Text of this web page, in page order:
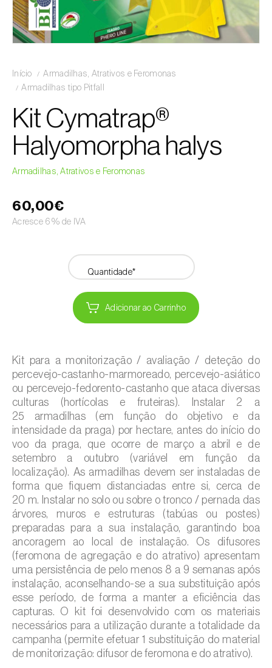
Início
Armadilhas, Atrativos e Feromonas
Armadilhas tipo Pitfall
Kit Cymatrap®
Halyomorpha halys
Armadilhas, Atrativos e Feromonas
60,00€
Acresce 6% de IVA
Quantidade*
Adicionar ao Carrinho
Kit para a monitorização / avaliação / deteção do
percevejo-castanho-marmoreado, percevejo-asiático
ou percevejo-fedorento-castanho que ataca diversas
culturas (hortícolas e fruteiras). Instalar 2 a
25 armadilhas (em função do objetivo e da
intensidade da praga) por hectare, antes do início do
voo da praga, que ocorre de março a abril e de
setembro a outubro (variável em função da
localização). As armadilhas devem ser instaladas de
forma que fiquem distanciadas entre si, cerca de
20 m. Instalar no solo ou sobre o tronco / pernada das
árvores, muros e estruturas (tabúas ou postes)
preparadas para a sua instalação, garantindo boa
ancoragem ao local de instalação. Os difusores
(feromona de agregação e do atrativo) apresentam
uma persistência de pelo menos 8 a 9 semanas após
instalação, aconselhando-se a sua substituição após
esse período, de forma a manter a eficiência das
capturas. O kit foi desenvolvido com os materiais
necessários para a utilização durante a totalidade da
campanha (permite efetuar 1 substituição do material
de monitorização: difusor de feromona e do atrativo).